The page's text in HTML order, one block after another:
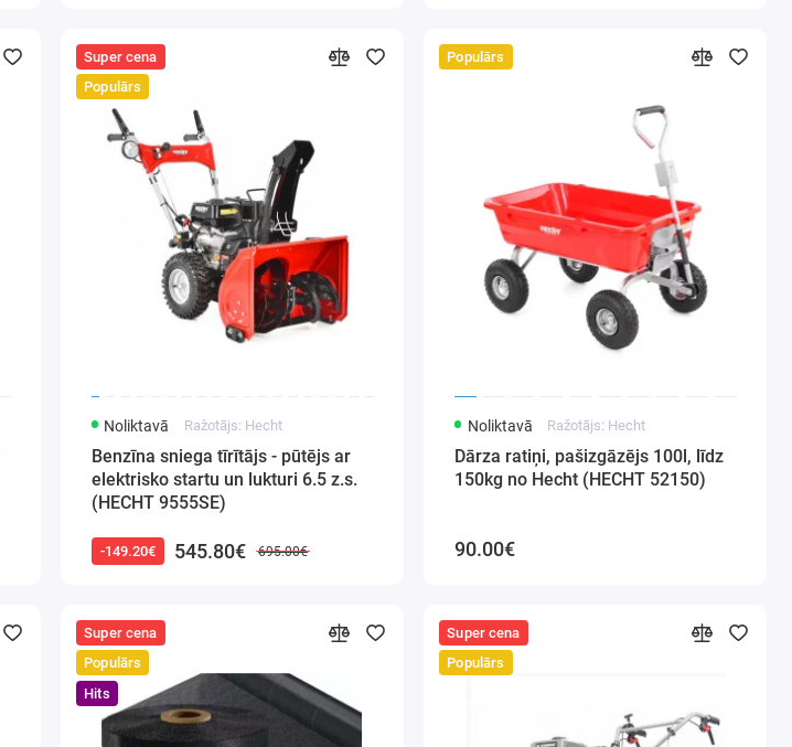
Super cena
Populārs
Noliktavā Ražotājs: Hecht
Benzīna sniega tīrītājs - pūtējs ar
elektrisko startu un lukturi 6.5 z.s.
(HECHT 9555SE)
-149.20€ 545.80€ 695.00€
Populārs
Noliktavā Ražotājs: Hecht
Dārza ratiņi, pašizgāzējs 100l, līdz
150kg no Hecht (HECHT 52150)
90.00€
Super cena
Populārs
Hits
Super cena
Populārs